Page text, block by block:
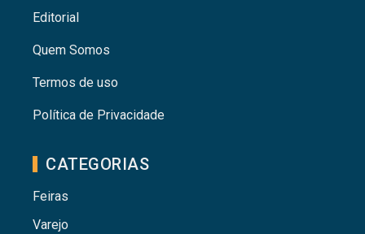
Editorial
Quem Somos
Termos de uso
Política de Privacidade
CATEGORIAS
Feiras
Varejo